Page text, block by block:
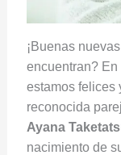
¡Buenas
encuentran? En
estamos felices
reconocida
Ayana
nacimiento de